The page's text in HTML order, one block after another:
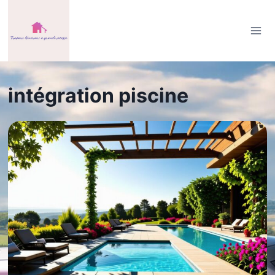
contenu
intégration piscine